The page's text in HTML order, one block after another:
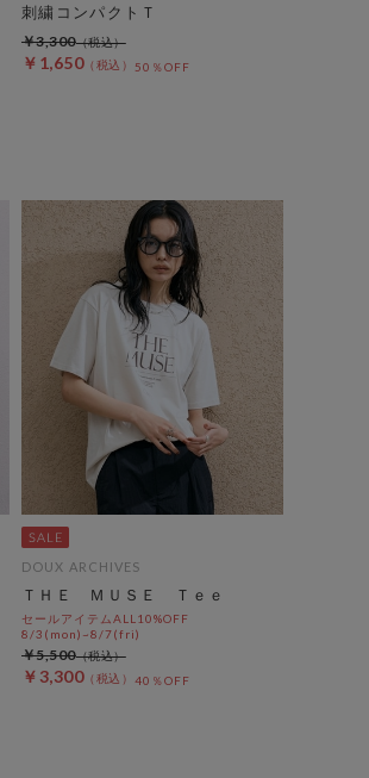
刺繍コンパクトＴ
￥1,650 50％OFF
￥3,300
DOUX ARCHIVES
ＴＨＥ ＭＵＳＥ Ｔｅｅ
セールアイテムALL10%OFF
8/3(mon)~8/7(fri)
￥3,300 40％OFF
￥5,500